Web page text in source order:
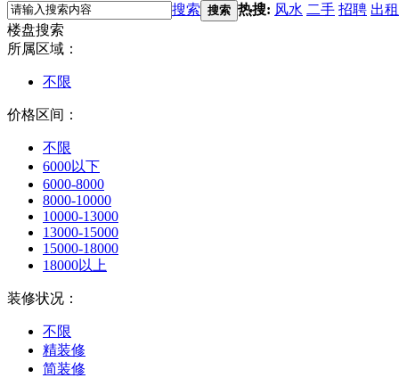
搜索 搜索 热搜: 风水 二手 招聘 出租
楼盘搜索
所属区域：
不限
价格区间：
不限
6000以下
6000-8000
8000-10000
10000-13000
13000-15000
15000-18000
18000以上
装修状况：
不限
精装修
简装修